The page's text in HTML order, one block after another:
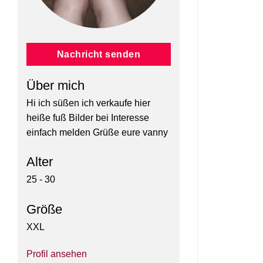
Nachricht senden
Über mich
Hi ich süßen ich verkaufe hier
heiße fuß Bilder bei Interesse
einfach melden Grüße eure vanny
Alter
25 - 30
Größe
XXL
Profil ansehen